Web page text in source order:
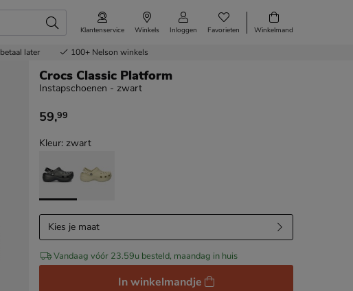
Klantenservice Winkels Inloggen Favorieten Winkelmand
betaal later 100+ Nelson winkels
Crocs Classic Platform
Instapschoenen - zwart
€ 59,99
59,99
Kleur: zwart
Kies je maat
Vandaag vóór 23.59u besteld, maandag in huis
In winkelmandje